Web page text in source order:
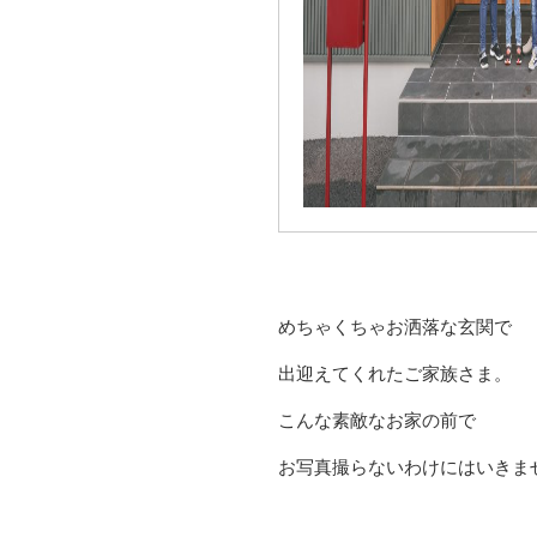
めちゃくちゃお洒落な玄関で
出迎えてくれたご家族さま。
こんな素敵なお家の前で
お写真撮らないわけにはいきま